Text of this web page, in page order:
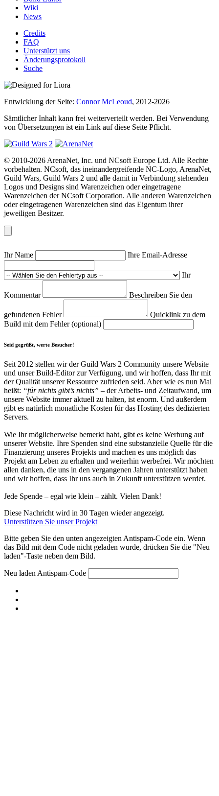
Wiki
News
Credits
FAQ
Unterstützt uns
Änderungsprotokoll
Suche
Entwicklung der Seite: Connor McLeoud, 2012-2026
Sämtlicher Inhalt kann frei weiterverteilt werden. Bei Verwendung
von Übersetzungen ist ein Link auf diese Seite Pflicht.
© 2010-2026 ArenaNet, Inc. und NCsoft Europe Ltd. Alle Rechte
vorbehalten. NCsoft, das ineinandergreifende NC-Logo, ArenaNet,
Guild Wars, Guild Wars 2 und alle damit in Verbindung stehenden
Logos und Designs sind Warenzeichen oder eingetragene
Warenzeichen der NCsoft Corporation. Alle anderen Warenzeichen
oder eingetragenen Warenzeichen sind das Eigentum ihrer
jeweiligen Besitzer.
Ihr Name Ihre Email-Adresse
Ihr
Kommentar Beschreiben Sie den
gefundenen Fehler
Quicklink zu dem
Build mit dem Fehler (optional)
Seid gegrüßt, werte Besucher!
Seit 2012 stellen wir der Guild Wars 2 Community unsere Website
und unser Build-Editor zur Verfügung, und wir hoffen, dass Ihr mit
der Qualität unserer Ressource zufrieden seid. Aber wie es nun Mal
heißt: “für nichts gibt’s nichts” – der Arbeits- und Zeitaufwand, um
unsere Website immer aktuell zu halten, ist enorm. Und außerdem
gibt es natürlich monatliche Kosten für das Hosting des dedizierten
Servers.
Wie Ihr möglicherweise bemerkt habt, gibt es keine Werbung auf
unserer Website. Ihre Spenden sind eine substanzielle Quelle für die
Finanzierung unseres Projekts und machen es uns möglich das
Projekt am Leben zu erhalten und weiterhin werbefrei. Wir möchten
allen danken, die uns in den vergangenen Jahren unterstützt haben
und wir hoffen, dass Ihr uns auch in Zukunft unterstützen werdet.
Jede Spende – egal wie klein – zählt. Vielen Dank!
Diese Nachricht wird in 30 Tagen wieder angezeigt.
Unterstützen Sie unser Projekt
Bitte geben Sie den unten angezeigten Antispam-Code ein. Wenn
das Bild mit dem Code nicht geladen wurde, drücken Sie die "Neu
laden"-Taste neben dem Bild.
Neu laden Antispam-Code